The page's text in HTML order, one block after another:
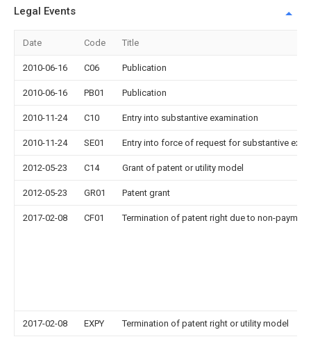
Legal Events
Date Code Title
2010-06-16 C06 Publication
2010-06-16 PB01 Publication
2010-11-24 C10 Entry into substantive examination
2010-11-24 SE01 Entry into force of request for substantive
2012-05-23 C14 Grant of patent or utility model
2012-05-23 GR01 Patent grant
2017-02-08 CF01 Termination of patent right due to non-
2017-02-08 EXPY Termination of patent right or utility model